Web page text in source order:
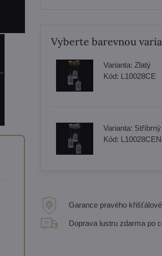
Vyberte barevnou
Varianta: Zlatý
Kód: L10028CE
Varianta: Stříbrný
Kód:
Garance pravého
Doprava lustru zdarma po